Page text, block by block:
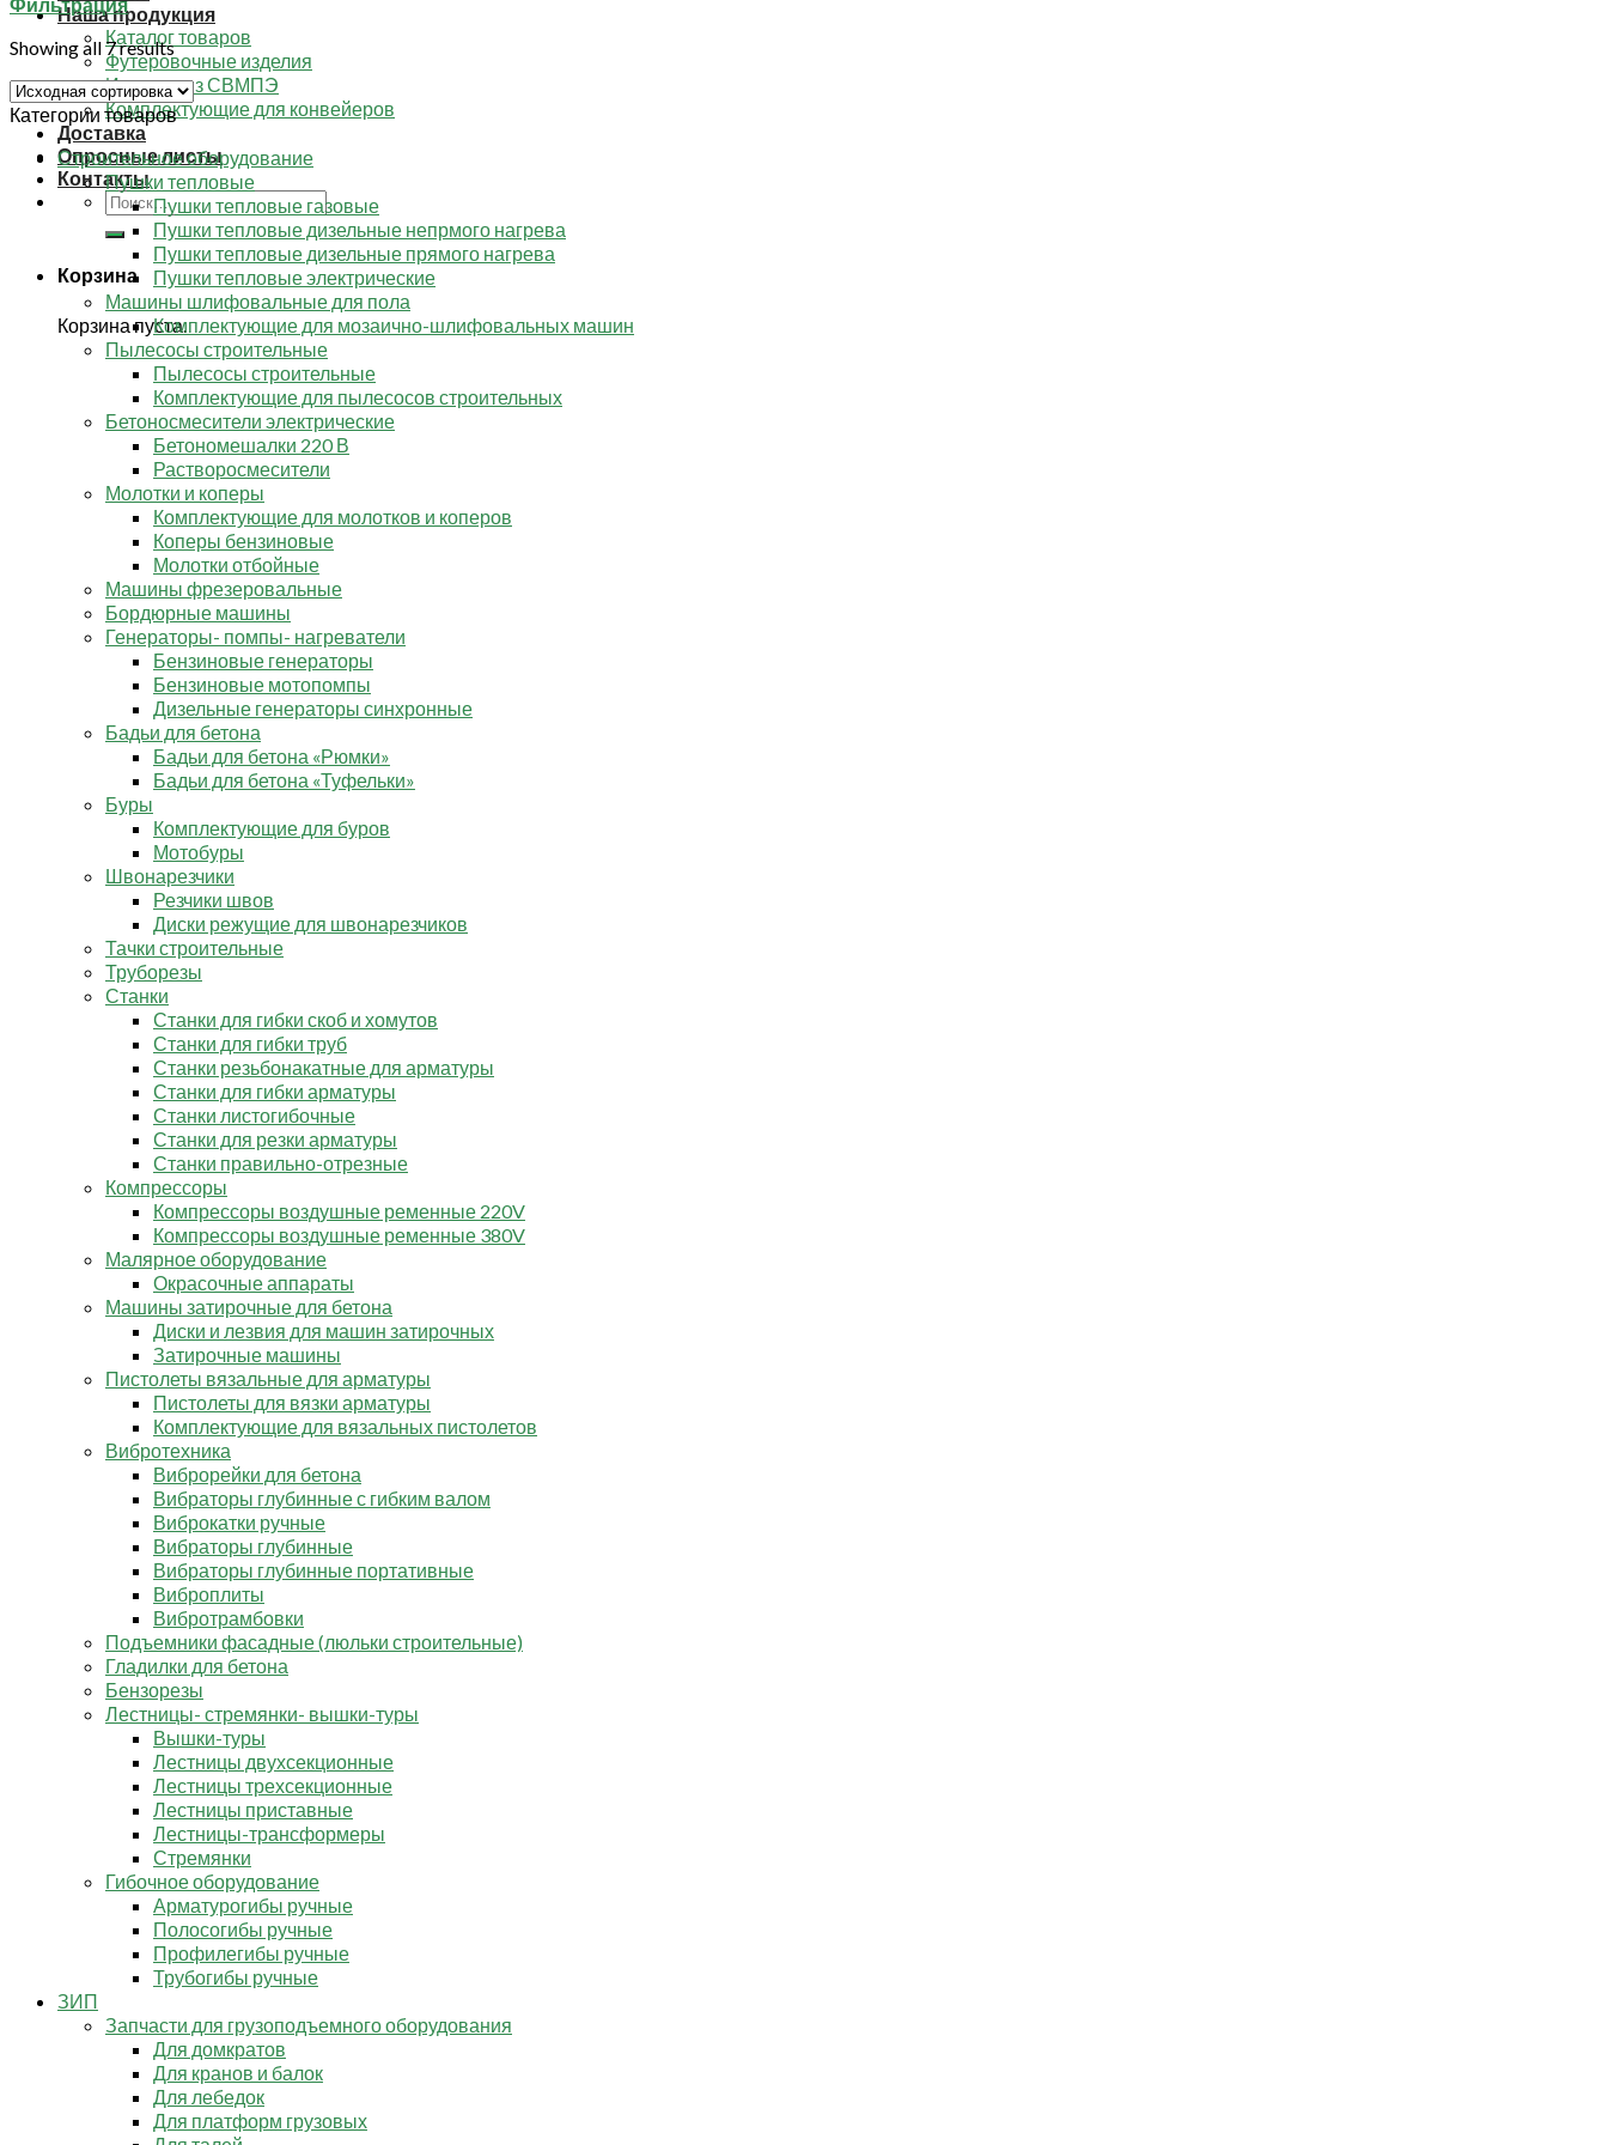
Наша продукция
Каталог товаров
Футеровочные изделия
Изделия из СВМПЭ
Комплектующие для конвейеров
Доставка
Опросные листы
Контакты
Искать:
Корзина
Корзина пуста.
Showing all 7 results
Категории товаров
Строительное оборудование
Пушки тепловые
Пушки тепловые газовые
Пушки тепловые дизельные непрмого нагрева
Пушки тепловые дизельные прямого нагрева
Пушки тепловые электрические
Машины шлифовальные для пола
Комплектующие для мозаично-шлифовальных машин
Пылесосы строительные
Пылесосы строительные
Комплектующие для пылесосов строительных
Бетоносмесители электрические
Бетономешалки 220 В
Растворосмесители
Молотки и коперы
Комплектующие для молотков и коперов
Коперы бензиновые
Молотки отбойные
Машины фрезеровальные
Бордюрные машины
Генераторы- помпы- нагреватели
Бензиновые генераторы
Бензиновые мотопомпы
Дизельные генераторы синхронные
Бадьи для бетона
Бадьи для бетона «Рюмки»
Бадьи для бетона «Туфельки»
Буры
Комплектующие для буров
Мотобуры
Швонарезчики
Резчики швов
Диски режущие для швонарезчиков
Тачки строительные
Труборезы
Станки
Станки для гибки скоб и хомутов
Станки для гибки труб
Станки резьбонакатные для арматуры
Станки для гибки арматуры
Станки листогибочные
Станки для резки арматуры
Станки правильно-отрезные
Компрессоры
Компрессоры воздушные ременные 220V
Компрессоры воздушные ременные 380V
Малярное оборудование
Окрасочные аппараты
Машины затирочные для бетона
Диски и лезвия для машин затирочных
Затирочные машины
Пистолеты вязальные для арматуры
Пистолеты для вязки арматуры
Комплектующие для вязальных пистолетов
Вибротехника
Виброрейки для бетона
Вибраторы глубинные с гибким валом
Виброкатки ручные
Вибраторы глубинные
Вибраторы глубинные портативные
Виброплиты
Вибротрамбовки
Подъемники фасадные (люльки строительные)
Гладилки для бетона
Бензорезы
Лестницы- стремянки- вышки-туры
Вышки-туры
Лестницы двухсекционные
Лестницы трехсекционные
Лестницы приставные
Лестницы-трансформеры
Стремянки
Гибочное оборудование
Арматурогибы ручные
Полосогибы ручные
Профилегибы ручные
Трубогибы ручные
ЗИП
Запчасти для грузоподъемного оборудования
Для домкратов
Для кранов и балок
Для лебедок
Для платформ грузовых